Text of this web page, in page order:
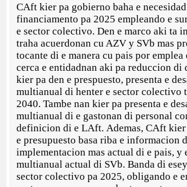
CAft kier pa gobierno baha e
financiamento pa 2025 empleando e
e sector colectivo. Den e marco aki ta
traha acuerdonan cu AZV y SVb mas
tocante di e manera cu pais por emplea
cerca e entidadnan aki pa reduccion di
kier pa den e prespuesto, presenta e
multianual di henter e sector colectivo
2040. Tambe nan kier pa presenta e
multianual di e gastonan di personal
definicion di e LAft. Ademas, CAft
e presupuesto basa riba e informacion
implementacion mas actual di e pais, y
multianual actual di SVb. Banda di
sector colectivo pa 2025, obligando e